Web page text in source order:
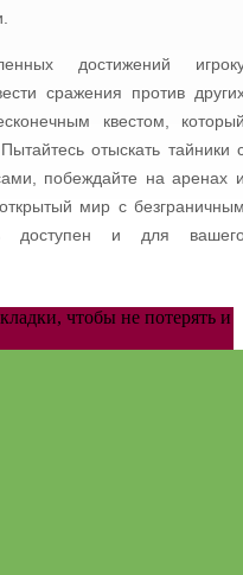
достижений
сражения против
квестом,
отыскать тайники
побеждайте на аренах
мир с
доступен и для
чтобы не потерять и